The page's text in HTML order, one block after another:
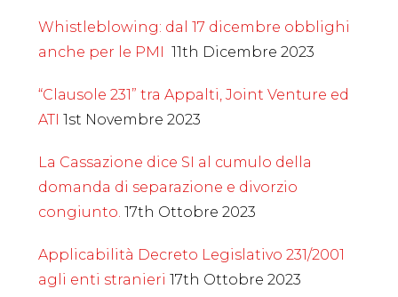
Whistleblowing: dal 17 dicembre obblighi
anche per le PMI
11th Dicembre 2023
“Clausole 231” tra Appalti, Joint Venture ed
ATI 1st Novembre 2023
La Cassazione dice SI al cumulo della
domanda di separazione e divorzio
congiunto. 17th Ottobre 2023
Applicabilità Decreto Legislativo 231/2001
agli enti stranieri 17th Ottobre 2023